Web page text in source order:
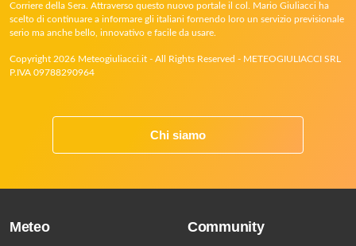
Corriere della Sera. Attraverso questo nuovo portale il col. Mario Giuliacci ha
scelto di continuare a informare gli italiani fornendo loro un servizio previsionale
serio ma anche bello, innovativo e facile da usare.
Copyright 2026 Meteogiuliacci.it - All Rights Reserved - METEOGIULIACCI SRL
P.IVA 09788290964
Chi siamo
Meteo Community